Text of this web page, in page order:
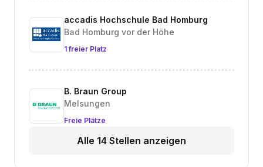
accadis Hochschule Bad Homburg
Bad Homburg vor der Höhe
1 freier Platz
B. Braun Group
Melsungen
Freie Plätze
Alle 14 Stellen anzeigen